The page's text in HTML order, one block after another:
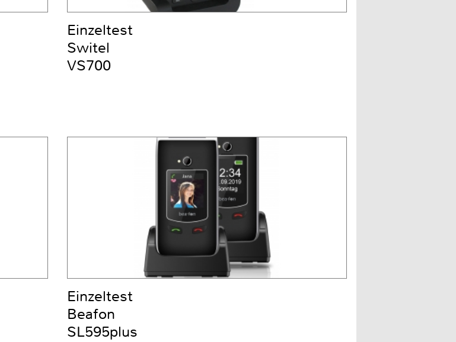
Einzeltest
Switel
VS700
Einzeltest
Beafon
SL595plus